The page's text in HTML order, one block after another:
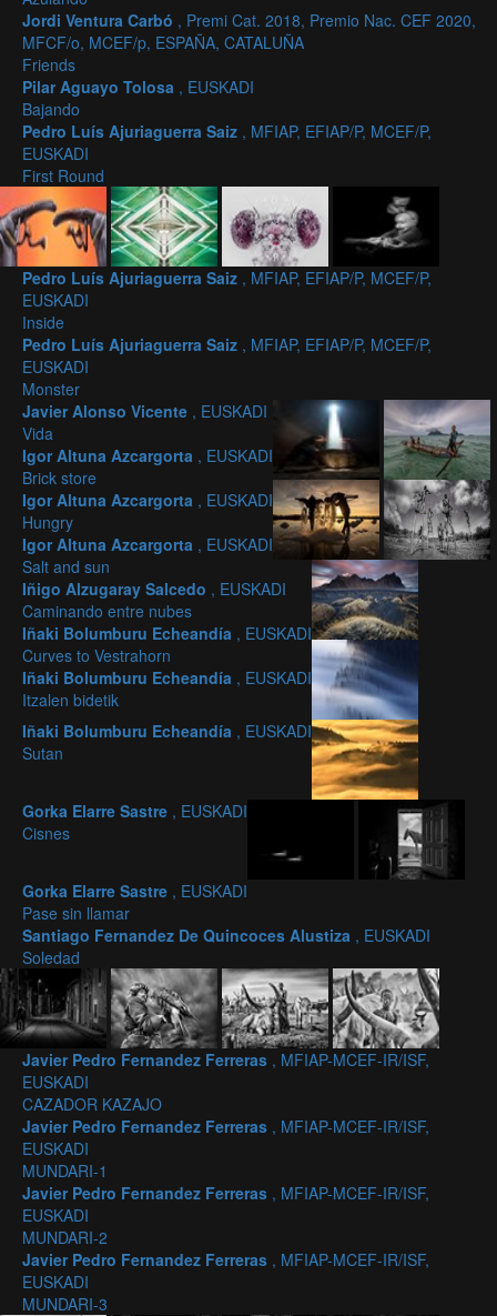
Jordi Ventura Carbó , Premi Cat. 2018, Premio Nac. CEF 2020,
MFCF/o, MCEF/p, ESPAÑA, CATALUÑA
Friends
Pilar Aguayo Tolosa , EUSKADI
Bajando
Pedro Luís Ajuriaguerra Saiz , MFIAP, EFIAP/P, MCEF/P,
EUSKADI
First Round
Pedro Luís Ajuriaguerra Saiz , MFIAP, EFIAP/P, MCEF/P,
EUSKADI
Inside
Pedro Luís Ajuriaguerra Saiz , MFIAP, EFIAP/P, MCEF/P,
EUSKADI
Monster
Javier Alonso Vicente , EUSKADI
Vida
Igor Altuna Azcargorta , EUSKADI
Brick store
Igor Altuna Azcargorta , EUSKADI
Hungry
Igor Altuna Azcargorta , EUSKADI
Salt and sun
Iñigo Alzugaray Salcedo , EUSKADI
Caminando entre nubes
Iñaki Bolumburu Echeandía , EUSKADI
Curves to Vestrahorn
Iñaki Bolumburu Echeandía , EUSKADI
Itzalen bidetik
Iñaki Bolumburu Echeandía , EUSKADI
Sutan
Gorka Elarre Sastre , EUSKADI
Cisnes
Gorka Elarre Sastre , EUSKADI
Pase sin llamar
Santiago Fernandez De Quincoces Alustiza , EUSKADI
Soledad
Javier Pedro Fernandez Ferreras , MFIAP-MCEF-IR/ISF,
EUSKADI
CAZADOR KAZAJO
Javier Pedro Fernandez Ferreras , MFIAP-MCEF-IR/ISF,
EUSKADI
MUNDARI-1
Javier Pedro Fernandez Ferreras , MFIAP-MCEF-IR/ISF,
EUSKADI
MUNDARI-2
Javier Pedro Fernandez Ferreras , MFIAP-MCEF-IR/ISF,
EUSKADI
MUNDARI-3